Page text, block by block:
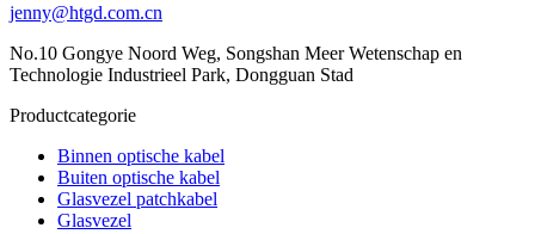
jenny@htgd.com.cn
No.10 Gongye Noord Weg, Songshan Meer Wetenschap en
Technologie Industrieel Park, Dongguan Stad
Productcategorie
Binnen optische kabel
Buiten optische kabel
Glasvezel patchkabel
Glasvezel